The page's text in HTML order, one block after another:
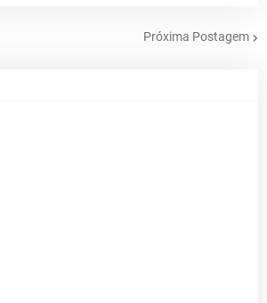
Próxima Postagem